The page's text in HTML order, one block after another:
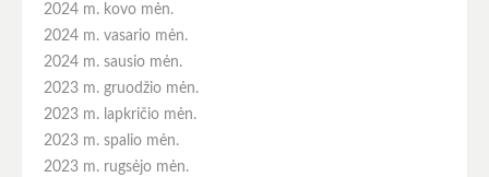
2024 m. kovo mėn.
2024 m. vasario mėn.
2024 m. sausio mėn.
2023 m. gruodžio mėn.
2023 m. lapkričio mėn.
2023 m. spalio mėn.
2023 m. rugsėjo mėn.